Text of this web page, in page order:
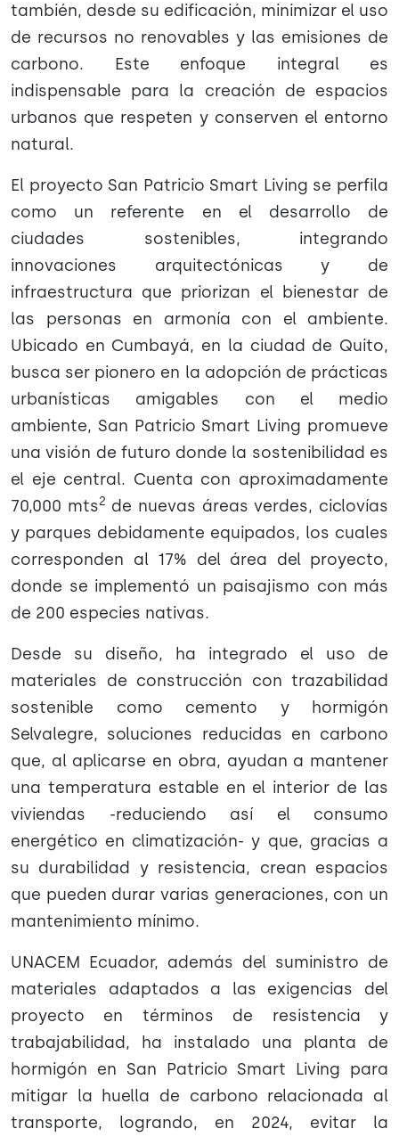
también, desde su edificación, minimizar el uso
de recursos no renovables y las emisiones de
carbono. Este enfoque integral es
indispensable para la creación de espacios
urbanos que respeten y conserven el entorno
natural.
El proyecto San Patricio Smart Living se perfila
como un referente en el desarrollo de
ciudades sostenibles, integrando
innovaciones arquitectónicas y de
infraestructura que priorizan el bienestar de
las personas en armonía con el ambiente.
Ubicado en Cumbayá, en la ciudad de Quito,
busca ser pionero en la adopción de prácticas
urbanísticas amigables con el medio
ambiente, San Patricio Smart Living promueve
una visión de futuro donde la sostenibilidad es
el eje central. Cuenta con aproximadamente
70,000 mts2 de nuevas áreas verdes, ciclovías
y parques debidamente equipados, los cuales
corresponden al 17% del área del proyecto,
donde se implementó un paisajismo con más
de 200 especies nativas.
Desde su diseño, ha integrado el uso de
materiales de construcción con trazabilidad
sostenible como cemento y hormigón
Selvalegre, soluciones reducidas en carbono
que, al aplicarse en obra, ayudan a mantener
una temperatura estable en el interior de las
viviendas -reduciendo así el consumo
energético en climatización- y que, gracias a
su durabilidad y resistencia, crean espacios
que pueden durar varias generaciones, con un
mantenimiento mínimo.
UNACEM Ecuador, además del suministro de
materiales adaptados a las exigencias del
proyecto en términos de resistencia y
trabajabilidad, ha instalado una planta de
hormigón en San Patricio Smart Living para
mitigar la huella de carbono relacionada al
transporte, logrando, en 2024, evitar la